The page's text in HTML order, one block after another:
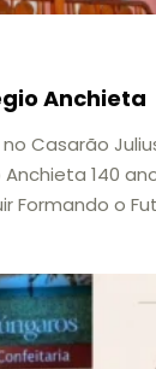
Anchieta
Casarão
140
Formando o
de ensino
público a
por meio de